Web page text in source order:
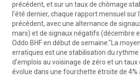
précédent, et sur un taux de chômage
l'été dernier, chaque rapport mensuel sur
précédent, avec une alternance de
mars) et de signaux négatifs (décembre
Oddo BHF en début de semaine."La
erratiques est une stabilisation du rythme
d'emplois au voisinage de zéro et un taux
évolue dans une fourchette étroite de 4%